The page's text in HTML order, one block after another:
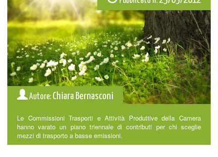
Autore: Chiara Bernasconi
Le Commissioni Trasporti e Attività Produttive della Camera
hanno varato un piano triennale di contributi per chi sceglie
mezzi di trasporto a basse emissioni.